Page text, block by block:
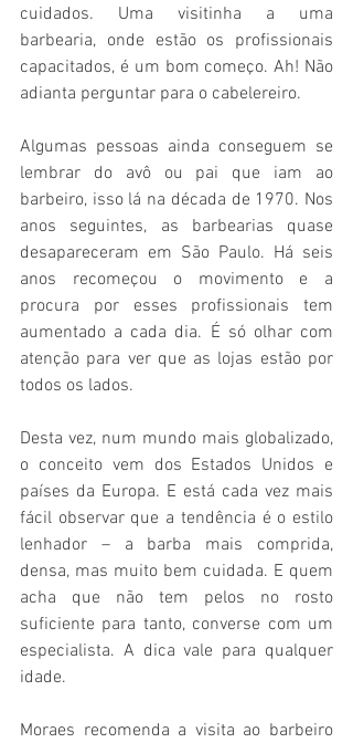
cuidados. Uma visitinha a uma
barbearia, onde estão os profissionais
capacitados, é um bom começo. Ah! Não
adianta perguntar para o cabelereiro.
Algumas pessoas ainda conseguem se
lembrar do avô ou pai que iam ao
barbeiro, isso lá na década de 1970. Nos
anos seguintes, as barbearias quase
desapareceram em São Paulo. Há seis
anos recomeçou o movimento e a
procura por esses profissionais tem
aumentado a cada dia. É só olhar com
atenção para ver que as lojas estão por
todos os lados.
Desta vez, num mundo mais globalizado,
o conceito vem dos Estados Unidos e
países da Europa. E está cada vez mais
fácil observar que a tendência é o estilo
lenhador – a barba mais comprida,
densa, mas muito bem cuidada. E quem
acha que não tem pelos no rosto
suficiente para tanto, converse com um
especialista. A dica vale para qualquer
idade.
Moraes recomenda a visita ao barbeiro